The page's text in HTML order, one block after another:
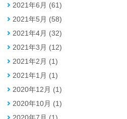
2021年6月 (61)
2021年5月 (58)
2021年4月 (32)
2021年3月 (12)
2021年2月 (1)
2021年1月 (1)
2020年12月 (1)
2020年10月 (1)